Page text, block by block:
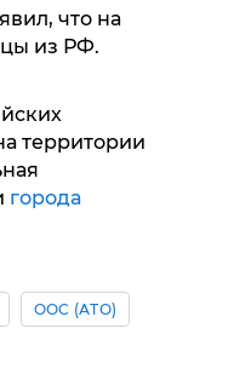
что на
из РФ.
территории
города
ООС (АТО)